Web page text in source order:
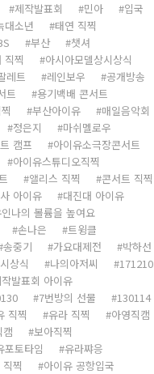
제작발표회 민아
입국
대소년
태연 직찍
부산
챗셔
직찍
아시아모델상시상식
레트 레인보우
공개방송
트
용기백배 콘서트
부산아이유
매일음악회
정은지
마쉬멜로우
캠프
아이유소극장콘서트
아이유스튜디오직찍
앨리스 직찍
콘서트 직찍
아이유
대진대 아이유
나의 볼륨을 높여요
손나은
트윙클
송중기 가요대제전
박하선
시상식 나의아저씨
171210
발표회 아이유
7번방의 선물
130114
직찍 유라 직찍
아영직캠
캠
보아직찍
포토타임
유라쨔응
찍
아이유 공항입국